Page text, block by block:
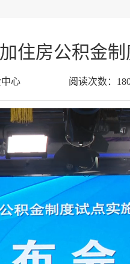
住房公积金制
心 阅读次数：